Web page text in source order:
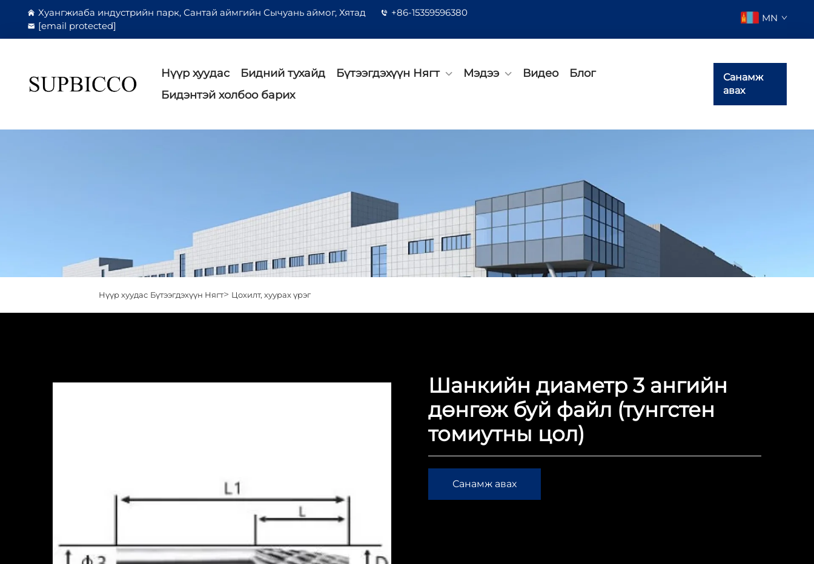
Хуангжиаба индустрийн парк, Сантай аймгийн Сычуань аймог, Хятад
+86-15359596380
[email protected]
MN
Нүүр хуудас Бидний тухайд Бүтээгдэхүүн Нягт Мэдээ Видео
Блог
Бидэнтэй холбоо барих
Санамж
авах
Нүүр хуудас Бүтээгдэхүүн Нягт> Цохилт, хуурах үрэг
Шанкийн диаметр 3 ангийн
дөнгөж буй файл (тунгстен
томиутны цол)
Санамж авах